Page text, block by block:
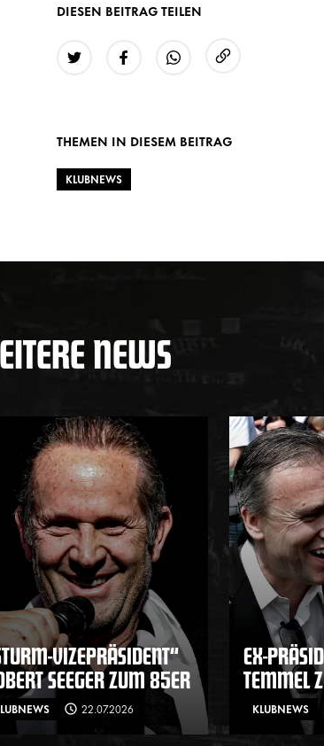
DIESEN BEITRAG TEILEN
THEMEN IN DIESEM BEITRAG
KLUBNEWS
NEWS
VIZEPRÄSIDENT“
SEEGER ZUM 85ER
22.07.2026
EX-
TEMMEL
KLUBNEWS